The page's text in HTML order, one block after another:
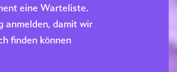
eine Warteliste.
anmelden, damit wir
finden können